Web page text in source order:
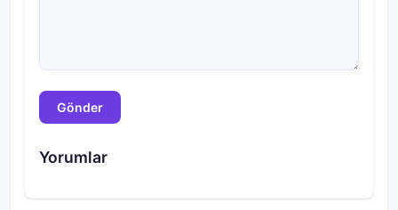
Gönder
Yorumlar